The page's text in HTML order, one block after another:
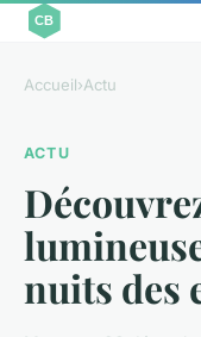
Accueil›Actu
ACTU
nuits des